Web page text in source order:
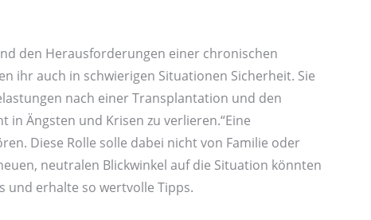
den Heraus­forderungen einer chronischen
ihr auch in schwierigen Situationen Sicherheit. Sie
nach einer Transplantation und den
Ängsten und Krisen zu verlieren.“Eine
Diese Rolle solle dabei nicht von Familie oder
neutralen Blick­winkel auf die Situation könnten
und erhalte so wertvolle Tipps.